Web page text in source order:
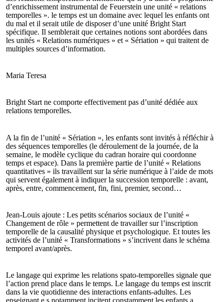
d’enrichissement instrumental de Feuerstein une unité « relations
temporelles ». le temps est un domaine avec lequel les enfants ont
du mal et il serait utile de disposer d’une unité Bright Start
spécifique. Il semblerait que certaines notions sont abordées dans
les unités « Relations numériques » et « Sériation » qui traitent de
multiples sources d’information.
Maria Teresa
Bright Start ne comporte effectivement pas d’unité dédiée aux
relations temporelles.
A la fin de l’unité « Sériation », les enfants sont invités à réfléchir à
des séquences temporelles (le déroulement de la journée, de la
semaine, le modèle cyclique du cadran horaire qui coordonne
temps et espace). Dans la première partie de l’unité « Relations
quantitatives » ils travaillent sur la série numérique à l’aide de mots
qui servent également à indiquer la succession temporelle : avant,
après, entre, commencement, fin, fini, premier, second…
Jean-Louis ajoute : Les petits scénarios sociaux de l’unité «
Changement de rôle » permettent de travailler sur l’inscription
temporelle de la causalité physique et psychologique. Et toutes les
activités de l’unité « Transformations » s’incrivent dans le schéma
temporel avant/après.
Le langage qui exprime les relations spato-temporelles signale que
l’action prend place dans le temps. Le langage du temps est inscrit
dans la vie quotidienne des interactions enfants-adultes. Les